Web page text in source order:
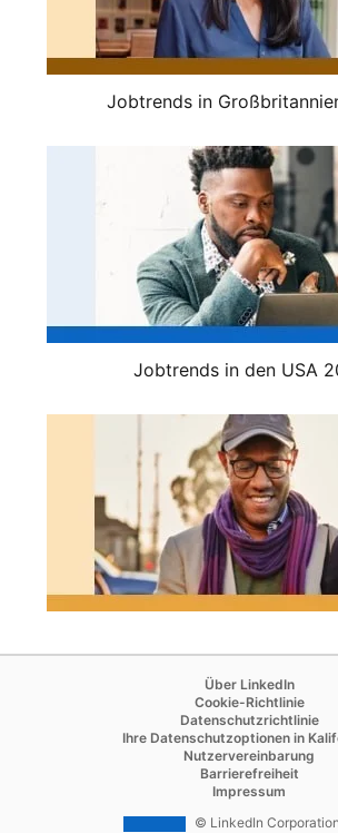
Jobtrends in
Jobtrends in den USA
Über LinkedInopens
Cookie-Richtlinie
Datenschutzrichtlinie
Ihre Datenschutzoptionen in
Nutzervereinbarung
Barrierefreiheit
Impressum
© LinkedIn